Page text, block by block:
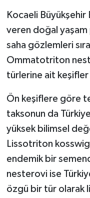
Kocaeli
veren doğal yaşam
saha gözlemleri
Ommatotriton
türlerine ait
Ön keşiflere göre
taksonun da
yüksek bilimsel
Lissotriton
endemik bir
nesterovi ise
özgü bir tür olarak